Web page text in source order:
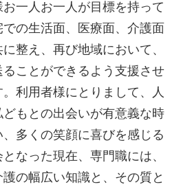
一人お一人が目標を持って
の生活面、医療面、介護面
整え、再び地域において、
ことができるよう支援させ
利用者様にとりまして、人
もとの出会いが有意義な時
多くの笑顔に喜びを感じる
なった現在、専門職には、
の幅広い知識と、その質と